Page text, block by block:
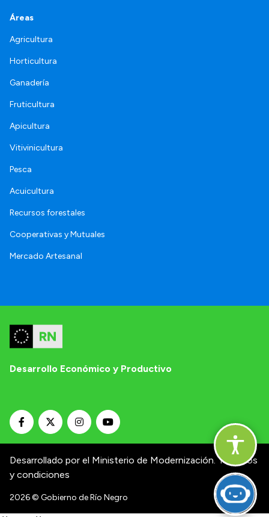
Áreas
Agricultura
Horticultura
Ganadería
Fruticultura
Apicultura
Vitivinicultura
Pesca
Acuicultura
Recursos forestales
Cooperativas y Mutuales
Mercado Artesanal
Desarrollo Económico y Productivo
Desarrollado por el Ministerio de Modernización. Términos
y condiciones
2026© Gobierno de Río Negro